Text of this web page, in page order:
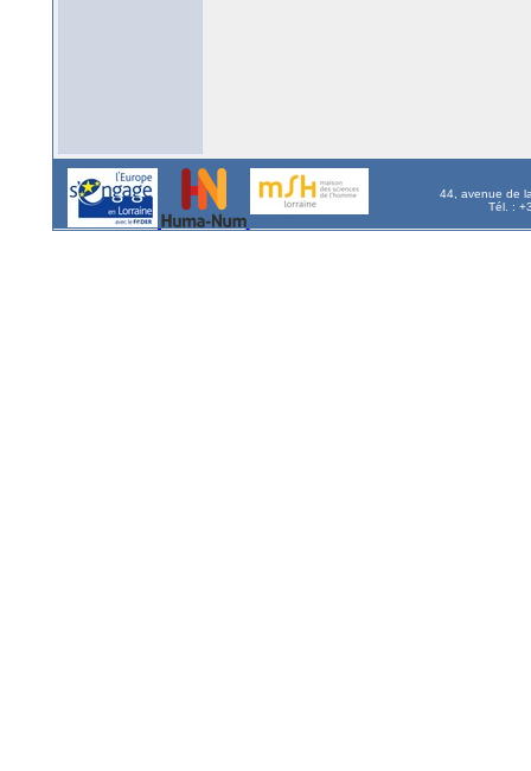
44, avenue de
Tél. :